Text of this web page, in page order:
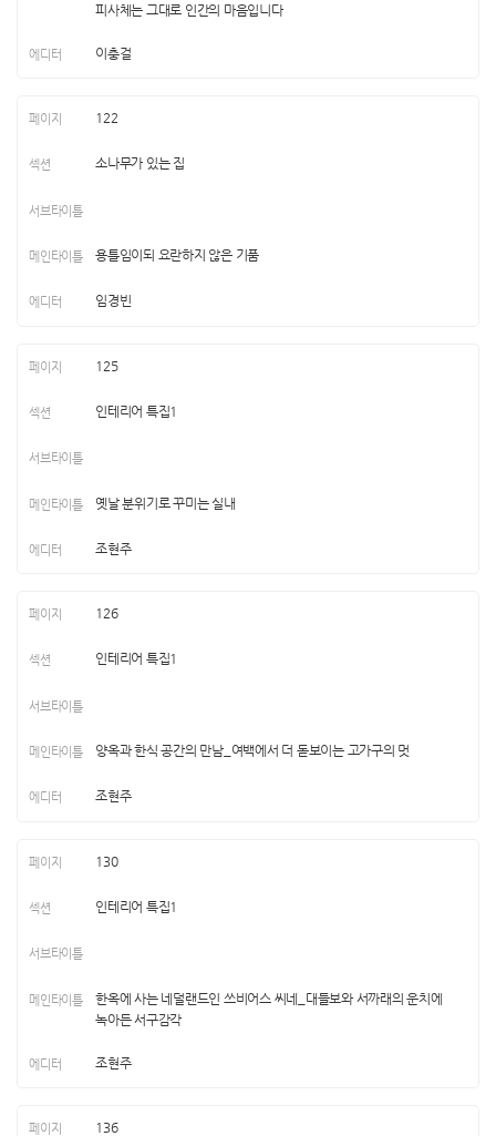
피사체는 그대로 인간의 마음입니다
이충걸
122
소나무가 있는 집
용틀임이되 요란하지 않은 기품
임경빈
125
인테리어 특집1
옛날 분위기로 꾸미는 실내
조현주
126
인테리어 특집1
양옥과 한식 공간의 만남_여백에서 더 돋보이는 고가구의 멋
조현주
130
인테리어 특집1
한옥에 사는 네덜랜드인 쓰비어스 씨네_대들보와 서까래의 운치에
녹아든 서구감각
조현주
136